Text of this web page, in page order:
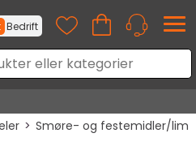
Bedrift
>Smøre- og festemidler/lim